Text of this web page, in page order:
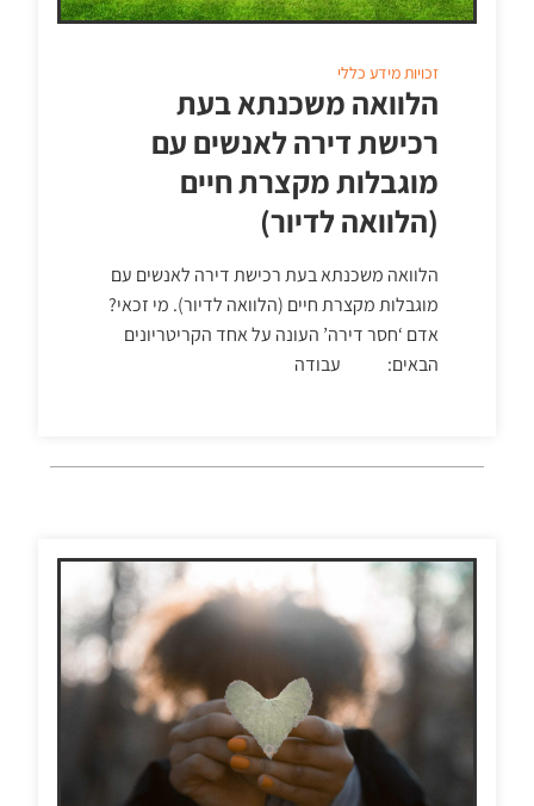
זכויותמידע כללי
הלוואה משכנתא בעת
רכישת דירה לאנשים עם
מוגבלות מקצרת חיים
(הלוואה לדיור)
הלוואה משכנתא בעת רכישת דירה לאנשים עם
מוגבלות מקצרת חיים (הלוואה לדיור). מי זכאי?
אדם ‘חסר דירה’ העונה על אחד הקריטריונים
הבאים: עבודה